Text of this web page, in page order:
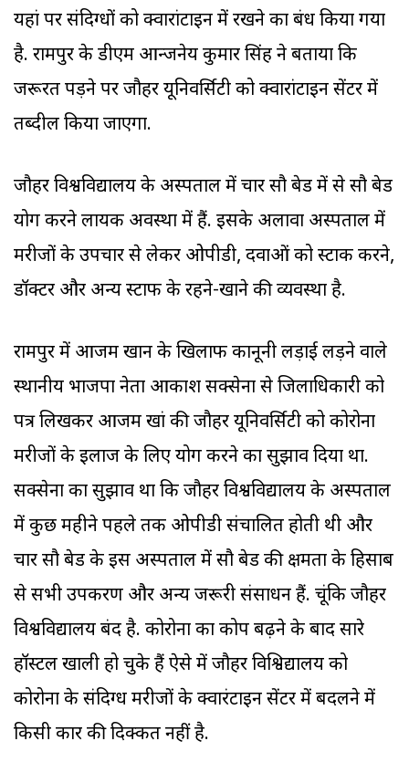
यहां पर संदिग्धों को क्वारांटाइन में रखने का प्रबंध किया गया
है. रामपुर के डीएम आन्जनेय कुमार सिंह ने बताया कि
जरूरत पड़ने पर जौहर यूनिवर्सिटी को क्वारांटाइन सेंटर में
तब्दील किया जाएगा.
जौहर विश्वविद्यालय के अस्पताल में चार सौ बेड में से सौ बेड
प्रयोग करने लायक अवस्था में हैं. इसके अलावा अस्पताल में
मरीजों के उपचार से लेकर ओपीडी, दवाओं को स्टाक करने,
डॉक्टर और अन्य स्टाफ के रहने-खाने की व्यवस्था है.
रामपुर में आजम खान के खिलाफ कानूनी लड़ाई लड़ने वाले
स्थानीय भाजपा नेता आकाश सक्सेना से जिलाधिकारी को
पत्र लिखकर आजम खां की जौहर यूनिवर्सिटी को कोरोना
मरीजों के इलाज के लिए प्रयोग करने का सुझाव दिया था.
सक्सेना का सुझाव था कि जौहर विश्वविद्यालय के अस्पताल
में कुछ महीने पहले तक ओपीडी संचालित होती थी और
चार सौ बेड के इस अस्पताल में सौ बेड की क्षमता के हिसाब
से सभी उपकरण और अन्य जरूरी संसाधन हैं. चूंकि जौहर
विश्वविद्यालय बंद है. कोरोना का प्रकोप बढ़ने के बाद सारे
हॉस्टल खाली हो चुके हैं ऐसे में जौहर विश्विद्यालय को
कोरोना के संदिग्ध मरीजों के क्वारंटाइन सेंटर में बदलने में
किसी प्रकार की दिक्कत नहीं है.